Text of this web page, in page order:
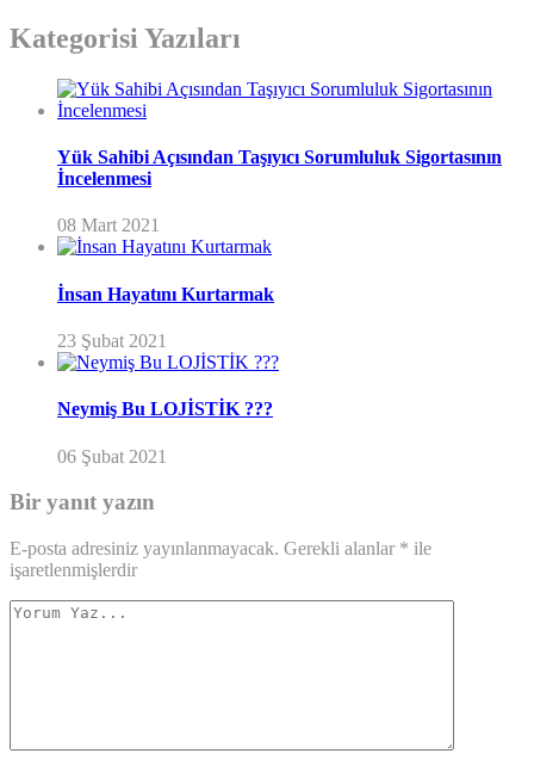
Kategorisi Yazıları
Yük Sahibi Açısından Taşıyıcı Sorumluluk Sigortasının
İncelenmesi
08 Mart 2021
İnsan Hayatını Kurtarmak
23 Şubat 2021
Neymiş Bu LOJİSTİK ???
06 Şubat 2021
Bir yanıt yazın
E-posta adresiniz yayınlanmayacak. Gerekli alanlar * ile
işaretlenmişlerdir